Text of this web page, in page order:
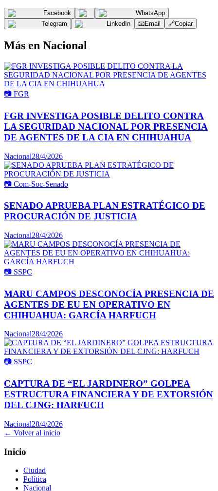
Facebook
WhatsApp
Telegram
LinkedIn 📧Email 🔗Copiar
Más en Nacional
📷 FGR
FGR INVESTIGA POSIBLE DELITO CONTRA
LA SEGURIDAD NACIONAL POR PRESENCIA
DE AGENTES DE LA CIA EN CHIHUAHUA
Nacional28/4/2026
📷 Com-Soc-Senado
SENADO APRUEBA PLAN ESTRATÉGICO DE
PROCURACIÓN DE JUSTICIA
Nacional28/4/2026
📷 SSPC
MARU CAMPOS DESCONOCÍA PRESENCIA DE
AGENTES DE EU EN OPERATIVO EN
CHIHUAHUA: GARCÍA HARFUCH
Nacional28/4/2026
📷 SSPC
CAPTURA DE “EL JARDINERO” GOLPEA
ESTRUCTURA FINANCIERA Y DE EXTORSIÓN
DEL CJNG: HARFUCH
Nacional28/4/2026
← Volver al inicio
Inicio
Ciudad
Política
Nacional